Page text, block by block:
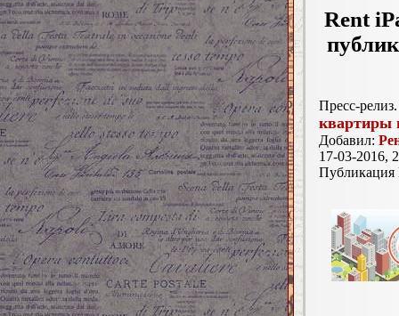
Rent
Пресс-релиз.
квартиры
Добавил:
17-03-2016,